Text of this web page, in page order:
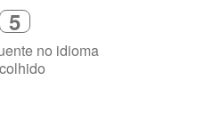
e certificado em
(ou online)
5